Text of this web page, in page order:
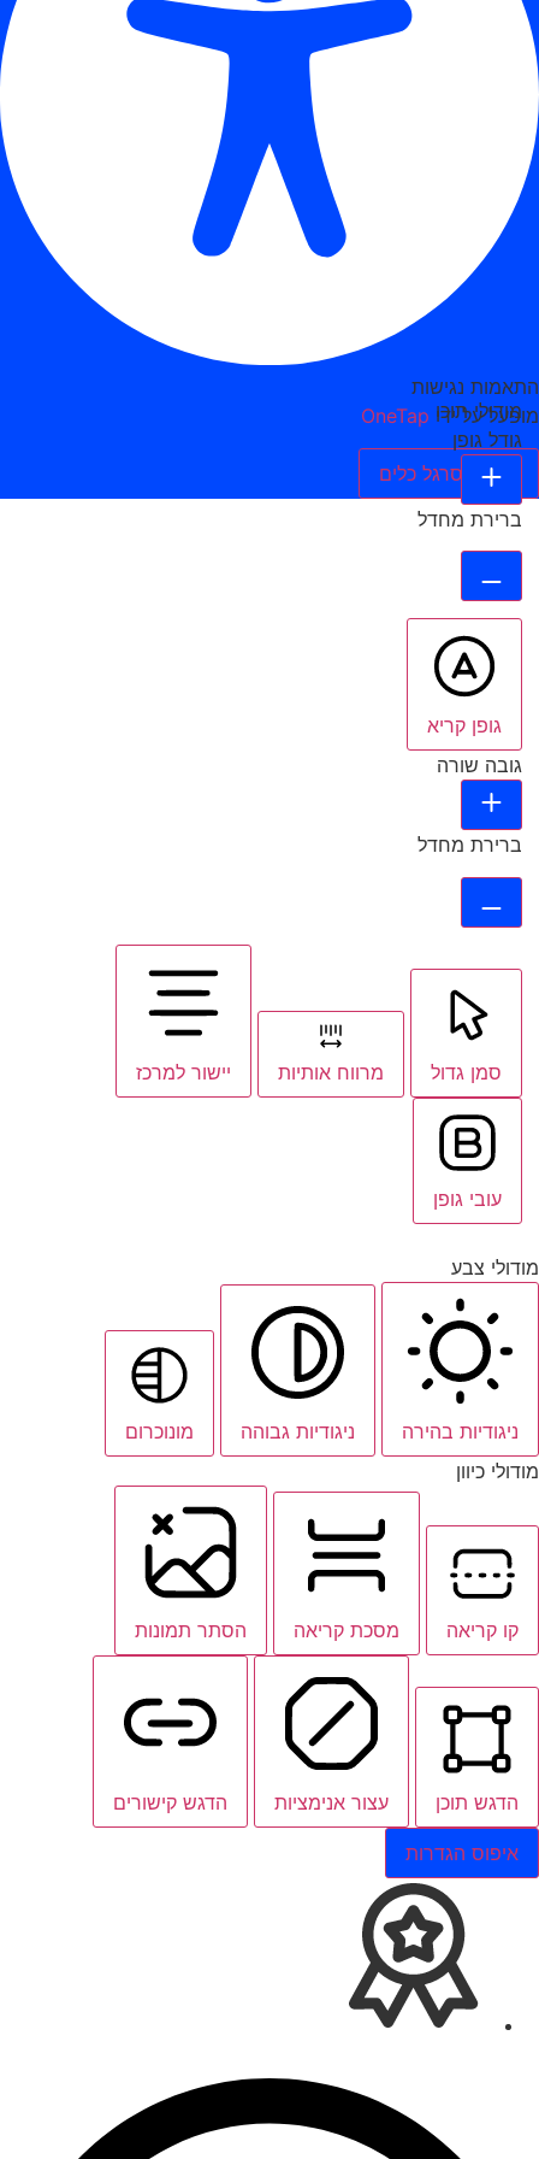
התאמות נגישות
מופעל על ידי OneTap
הסתר סרגל כלים
מודולי תוכן
גודל גופן
ברירת מחדל
גופן קריא
גובה שורה
ברירת מחדל
סמן גדול מרווח אותיות יישור למרכז
עובי גופן
מודולי צבע
ניגודיות בהירה ניגודיות גבוהה
מונוכרום
מודולי כיוון
קו קריאה מסכת קריאה הסתר תמונות
הדגש תוכן עצור אנימציות הדגש קישורים
איפוס הגדרות